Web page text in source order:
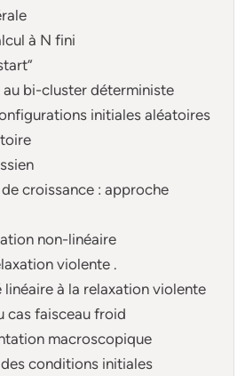
à N fini
bi-cluster déterministe
initiales aléatoires
croissance : approche
non-linéaire
violente .
linéaire à la relaxation violente
cas faisceau froid
macroscopique
des conditions initiales